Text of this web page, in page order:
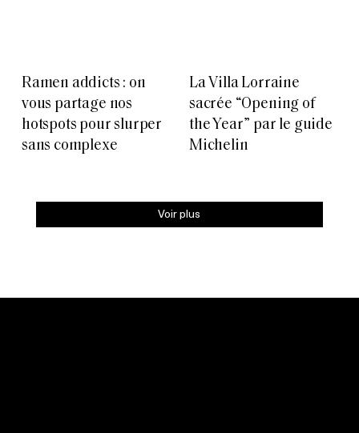
Ramen addicts : on
vous partage nos
hotspots pour slurper
sans complexe
La Villa Lorraine
sacrée “Opening of
the Year” par le guide
Michelin
Voir plus